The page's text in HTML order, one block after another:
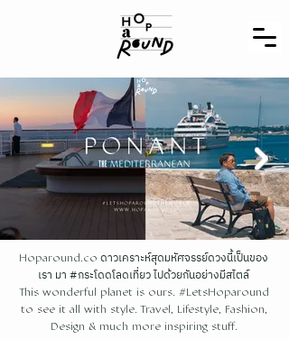
Hoparound.co ดาวเคราะห์สุดมหัศจรรย์ดวงนี้เป็นของ
เรา มา #กระโดดโลดเที่ยว ไปด้วยกันอย่างมีสไตล์
This wonderful planet is ours. #LetsHoparound
to see it all with style. Travel, Lifestyle, Fashion,
Design & much more inspiring stuff.